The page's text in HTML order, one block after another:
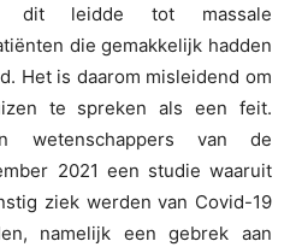
dit leidde tot massale
die gemakkelijk hadden
Het is daarom misleidend om
te spreken als een feit.
wetenschappers van de
2021 een studie waaruit
ziek werden van Covid-19
namelijk een gebrek aan